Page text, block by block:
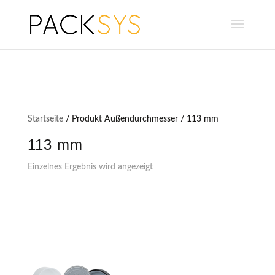
Startseite/ Produkt Außendurchmesser / 113 mm
113 mm
Einzelnes Ergebnis wird angezeigt